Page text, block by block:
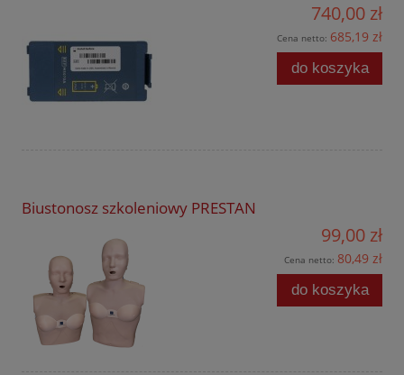
740,00 zł
Cena netto: 685,19 zł
do koszyka
Biustonosz szkoleniowy PRESTAN
99,00 zł
Cena netto: 80,49 zł
do koszyka